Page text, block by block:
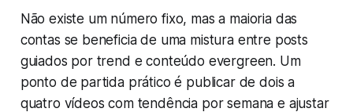
Não existe um número fixo, mas a maioria das
contas se beneficia de uma mistura entre posts
guiados por trend e conteúdo evergreen. Um
ponto de partida prático é publicar de dois a
quatro vídeos com tendência por semana e ajustar